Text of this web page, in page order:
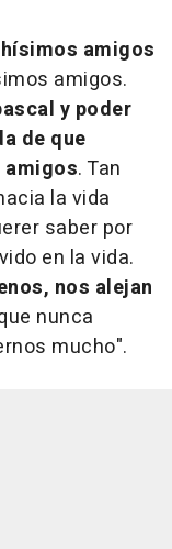
amigos
amigos.
y poder
de que
. Tan
la vida
saber por
en la vida.
nos alejan
nunca
mucho".